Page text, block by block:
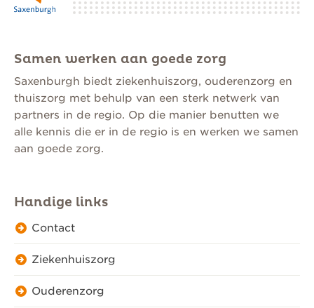
Samen werken aan goede zorg
Saxenburgh biedt ziekenhuiszorg, ouderenzorg en
thuiszorg met behulp van een sterk netwerk van
partners in de regio. Op die manier benutten we
alle kennis die er in de regio is en werken we samen
aan goede zorg.
Handige links
Contact
Ziekenhuiszorg
Ouderenzorg